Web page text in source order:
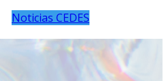
Noticias CEDES